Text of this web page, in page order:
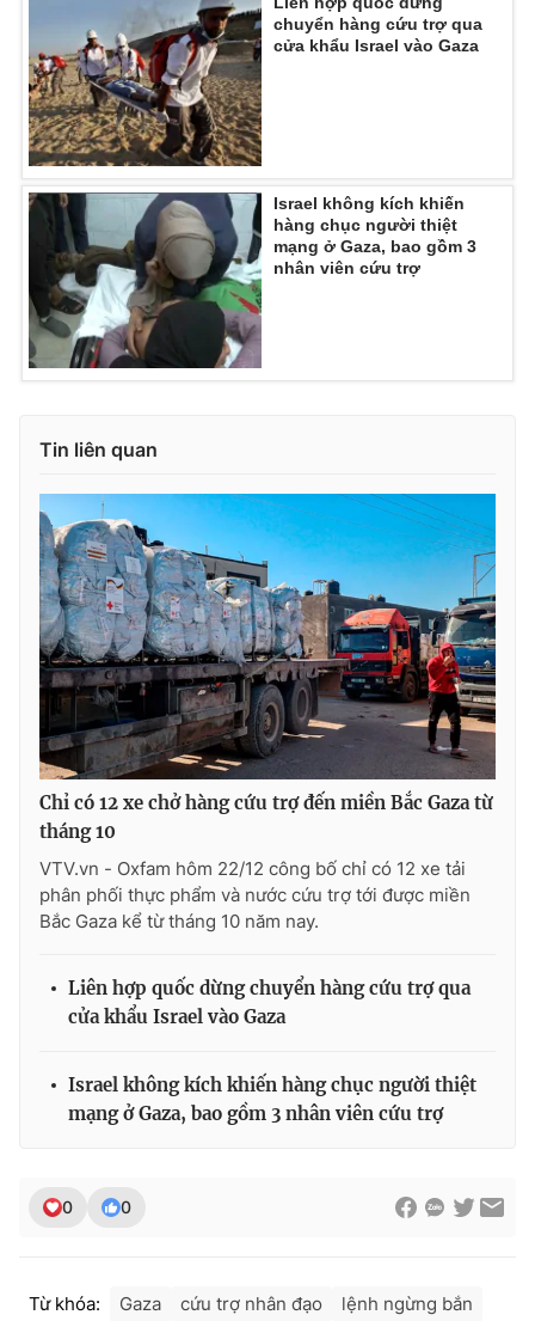
chuyển hàng cứu trợ qua
cửa khẩu Israel vào Gaza
Israel không kích khiến
hàng chục người thiệt
mạng ở Gaza, bao gồm 3
nhân viên cứu trợ
Tin liên quan
Chỉ có 12 xe chở hàng cứu trợ đến miền Bắc Gaza từ
tháng 10
VTV.vn - Oxfam hôm 22/12 công bố chỉ có 12 xe tải
phân phối thực phẩm và nước cứu trợ tới được miền
Bắc Gaza kể từ tháng 10 năm nay.
Liên hợp quốc dừng chuyển hàng cứu trợ qua
cửa khẩu Israel vào Gaza
Israel không kích khiến hàng chục người thiệt
mạng ở Gaza, bao gồm 3 nhân viên cứu trợ
0 0
Từ khóa: Gaza cứu trợ nhân đạo
lệnh ngừng bắn